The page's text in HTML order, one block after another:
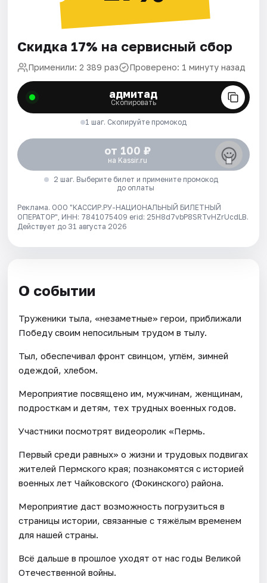
Скидка 17% на сервисный сбор
Применили: 2 389 раз Проверено: 1 минуту назад
адмитад
Скопировать
1 шаг. Скопируйте промокод
от 100 ₽
на Kassir.ru
2 шаг. Выберите билет и примените промокод
до оплаты
Реклама. ООО "КАССИР.РУ-НАЦИОНАЛЬНЫЙ БИЛЕТНЫЙ
ОПЕРАТОР", ИНН: 7841075409 erid: 25H8d7vbP8SRTvHZrUcdLB.
Действует до 31 августа 2026
О событии
Труженики тыла, «незаметные» герои, приближали
Победу своим непосильным трудом в тылу.
Тыл, обеспечивал фронт свинцом, углём, зимней
одеждой, хлебом.
Мероприятие посвящено им, мужчинам, женщинам,
подросткам и детям, тех трудных военных годов.
Участники посмотрят видеоролик «Пермь.
Первый среди равных» о жизни и трудовых подвигах
жителей Пермского края; познакомятся с историей
военных лет Чайковского (Фокинского) района.
Мероприятие даст возможность погрузиться в
страницы истории, связанные с тяжёлым временем
для нашей страны.
Всё дальше в прошлое уходят от нас годы Великой
Отечественной войны.